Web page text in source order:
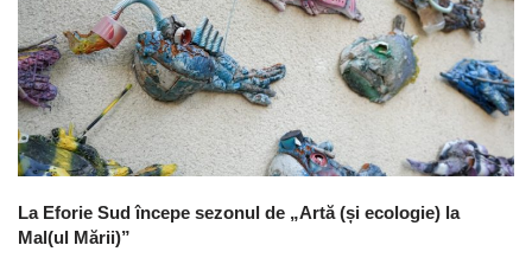
La Eforie Sud începe sezonul de „Artă (și ecologie) la
Mal(ul Mării)”